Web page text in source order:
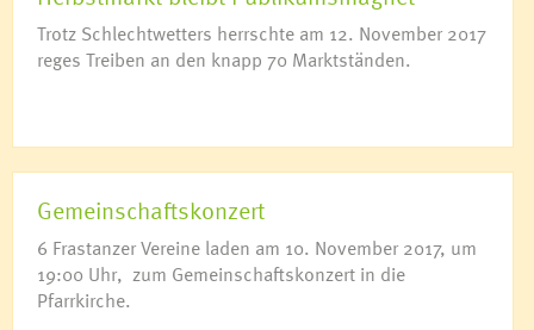
Trotz Schlechtwetters herrschte am 12. November 2017
reges Treiben an den knapp 70 Marktständen.
Gemeinschaftskonzert
6 Frastanzer Vereine laden am 10. November 2017, um
19:00 Uhr, zum Gemeinschaftskonzert in die
Pfarrkirche.